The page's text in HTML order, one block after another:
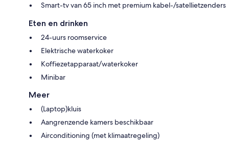
Smart-tv van 65 inch met premium kabel-/satellietzenders
Eten en drinken
24-uurs roomservice
Elektrische waterkoker
Koffiezetapparaat/waterkoker
Minibar
Meer
(Laptop)kluis
Aangrenzende kamers beschikbaar
Airconditioning (met klimaatregeling)